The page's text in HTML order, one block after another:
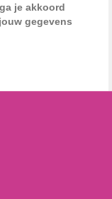
je akkoord
gegevens